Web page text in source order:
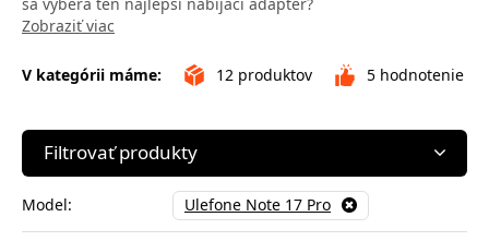
Zobraziť viac
V kategórii máme: 12 produktov 5 hodnotenie
Filtrovať produkty
Model: Ulefone Note 17 Pro